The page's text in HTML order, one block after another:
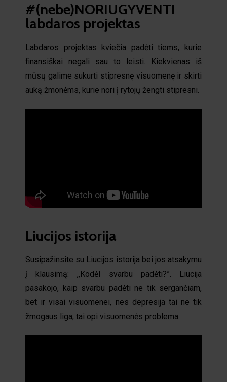
#(nebe)NORIUGYVENTI
labdaros projektas
Labdaros projektas kviečia padėti tiems, kurie
finansiškai negali sau to leisti. Kiekvienas iš
mūsų galime sukurti stipresnę visuomenę ir skirti
auką žmonėms, kurie nori į rytojų žengti stipresni.
Liucijos istorija
Susipažinsite su Liucijos istorija bei jos atsakymu
į klausimą: ,,Kodėl svarbu padėti?”. Liucija
pasakojo, kaip svarbu padėti ne tik sergančiam,
bet ir visai visuomenei, nes depresija tai ne tik
žmogaus liga, tai opi visuomenės problema.